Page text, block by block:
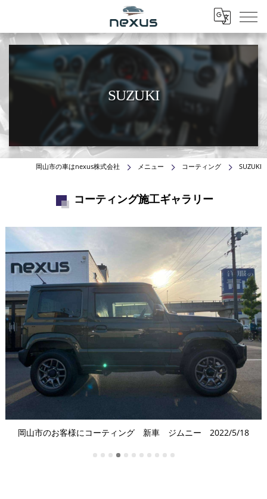
Menu
SUZUKI
岡山市の車はnexus株式会社 メニュー コーティング SUZUKI
コーティング施工ギャラリー
岡山市のお客様にコーティング 新車 ジムニー 2022/5/18